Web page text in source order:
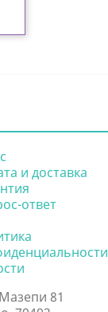
и доставка
ответ
81